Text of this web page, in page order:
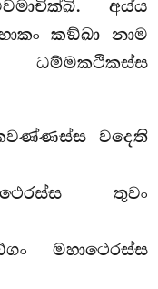
අය්ය
කඞ්ඛා නාම
වදෙති
තුවං
මහාථෙරස්ස